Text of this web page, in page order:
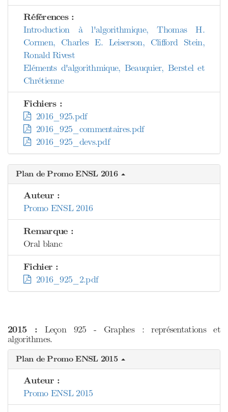
Références :
Introduction à l'algorithmique, Thomas H.
Cormen, Charles E. Leiserson, Clifford Stein,
Ronald Rivest
Eléments d'algorithmique, Beauquier, Berstel et
Chrétienne
Fichiers :
2016_925.pdf
2016_925_commentaires.pdf
2016_925_devs.pdf
Plan de Promo ENSL 2016
Auteur :
Promo ENSL 2016
Remarque :
Oral blanc
Fichier :
2016_925_2.pdf
2015 : Leçon 925 - Graphes : représentations et
algorithmes.
Plan de Promo ENSL 2015
Auteur :
Promo ENSL 2015